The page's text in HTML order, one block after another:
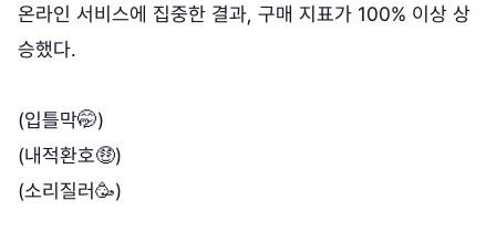
온라인 서비스에 집중한 결과, 구매 지표가 100% 이상 상
승했다.
(입틀막🤭)
(내적환호🤑)
(소리질러🥳)